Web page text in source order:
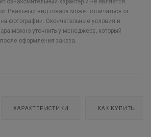
ознакомительный характер и не является
Реальный вид товара может отличаться от
фотографии. Окончательные условия и
можно уточнить у менеджера, который
оформления заказа.
ХАРАКТЕРИСТИКИ КАК КУПИТЬ